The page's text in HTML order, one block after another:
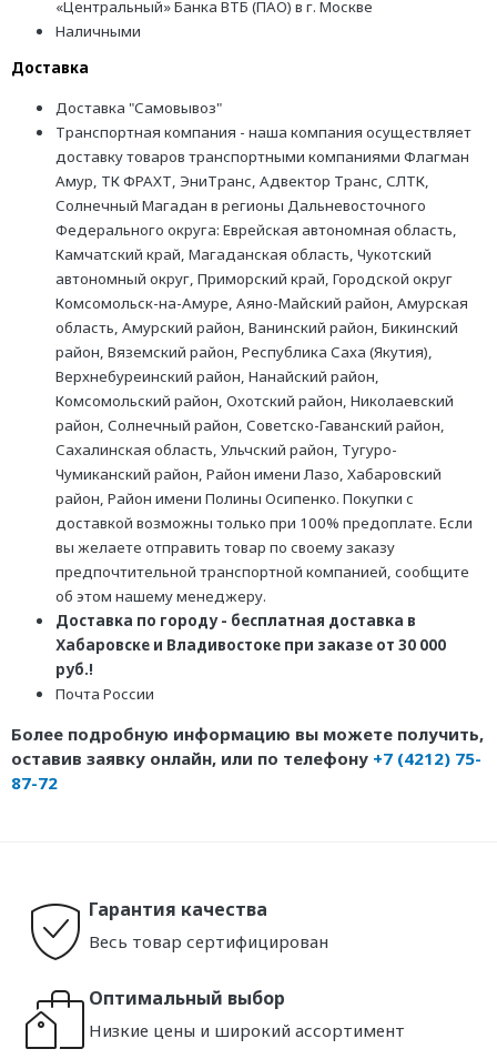
«Центральный» Банка ВТБ (ПАО) в г. Москве
Наличными
Доставка
Доставка "Самовывоз"
Транспортная компания - наша компания осуществляет
доставку товаров транспортными компаниями Флагман
Амур, ТК ФРАХТ, ЭниТранс, Адвектор Транс, СЛТК,
Солнечный Магадан в регионы Дальневосточного
Федерального округа: Еврейская автономная область,
Камчатский край, Магаданская область, Чукотский
автономный округ, Приморский край, Городской округ
Комсомольск-на-Амуре, Аяно-Майский район, Амурская
область, Амурский район, Ванинский район, Бикинский
район, Вяземский район, Республика Саха (Якутия),
Верхнебуреинский район, Нанайский район,
Комсомольский район, Охотский район, Николаевский
район, Солнечный район, Советско-Гаванский район,
Сахалинская область, Ульчский район, Тугуро-
Чумиканский район, Район имени Лазо, Хабаровский
район, Район имени Полины Осипенко. Покупки с
доставкой возможны только при 100% предоплате. Если
вы желаете отправить товар по своему заказу
предпочтительной транспортной компанией, сообщите
об этом нашему менеджеру.
Доставка по городу - бесплатная доставка в
Хабаровске и Владивостоке при заказе от 30 000
руб.!
Почта России
Более подробную информацию вы можете получить,
оставив заявку онлайн, или по телефону +7 (4212) 75-
87-72
Гарантия качества
Весь товар сертифицирован
Оптимальный выбор
Низкие цены и широкий ассортимент